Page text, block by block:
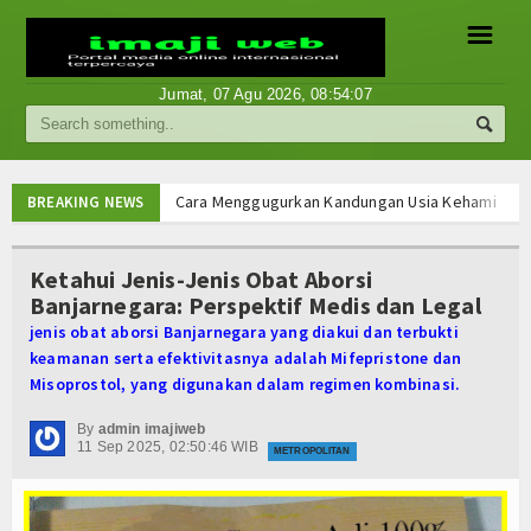
Berita
Internasional
Nasional
Ekonomi
Sport
Religi
☰
Jumat, 07 Agu 2026,08:54:07
BREAKING NEWS
Cara Menggugurkan Kandungan Usia Kehamilan
Cara Menggugurkan Kandungan Usia Kehamilan
Mencari Informasi Obat Aborsi Misoprostol di
Mencari Informasi Obat Aborsi Misoprostol di
Mencari Informasi Obat Aborsi Misoprostol Di
Mencari Informasi Obat Aborsi Misoprostol Di
Cara Menggugurkan Kandungan Usia Kehamilan
Cara Menggugurkan Kandungan Usia Kehamilan
Cara Menggugurkan Kandungan Usia Kehamilan
Cara Menggugurkan Kandungan Usia
Ketahui Jenis-Jenis Obat Aborsi
Banjarnegara: Perspektif Medis dan Legal
jenis obat aborsi Banjarnegara yang diakui dan terbukti
keamanan serta efektivitasnya adalah Mifepristone dan
Misoprostol, yang digunakan dalam regimen kombinasi.
By admin imajiweb
11 Sep 2025, 02:50:46 WIB
METROPOLITAN